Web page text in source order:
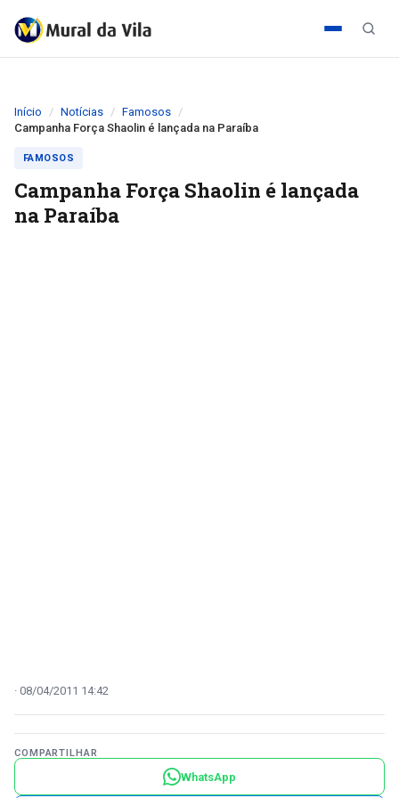
Início Notícias
Famosos
Campanha Força Shaolin é lançada na Paraíba
FAMOSOS
Campanha Força Shaolin é lançada
na Paraíba
08/04/2011 14:42
COMPARTILHAR
WhatsApp